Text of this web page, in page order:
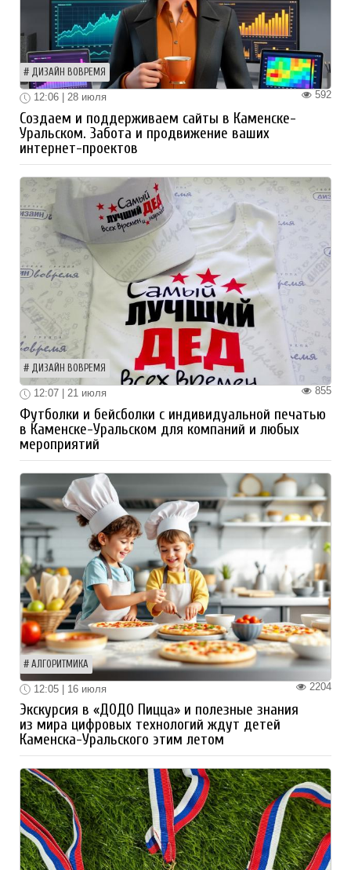
ДИЗАЙН ВОВРЕМЯ
592
12:06 | 28 июля
Создаем и поддерживаем сайты в Каменске-
Уральском. Забота и продвижение ваших
интернет-проектов
ДИЗАЙН ВОВРЕМЯ
855
12:07 | 21 июля
Футболки и бейсболки с индивидуальной печатью
в Каменске-Уральском для компаний и любых
мероприятий
АЛГОРИТМИКА
2204
12:05 | 16 июля
Экскурсия в «ДОДО Пицца» и полезные знания
из мира цифровых технологий ждут детей
Каменска-Уральского этим летом